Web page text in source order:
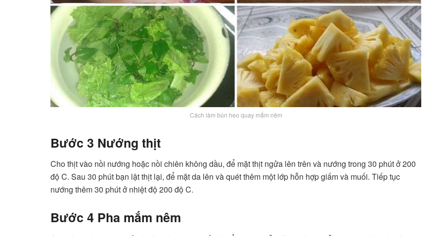
Cách làm bún heo quay mắm nêm
Bước 3 Nướng thịt
Cho thịt vào nồi nướng hoặc nồi chiên không dầu, để mặt thịt ngửa lên trên và nướng trong 30 phút ở 200
độ C. Sau 30 phút bạn lật thịt lại, để mặt da lên và quét thêm một lớp hỗn hợp giấm và muối. Tiếp tục
nướng thêm 30 phút ở nhiệt độ 200 độ C.
Bước 4 Pha mắm nêm